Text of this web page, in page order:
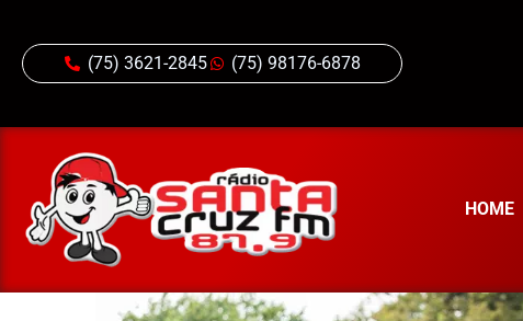
(75) 3621-2845 (75) 98176-6878
HOME